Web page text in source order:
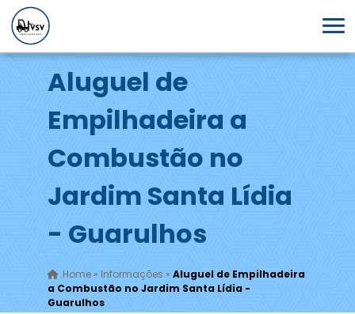
Aluguel de
Empilhadeira a
Combustão no
Jardim Santa Lídia
- Guarulhos
Home» Informações » Aluguel de Empilhadeira
a Combustão no Jardim Santa Lídia -
Guarulhos